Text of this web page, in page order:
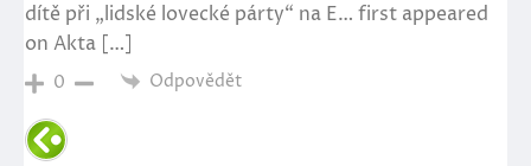
dítě při „lidské lovecké párty“ na E… first appeared
on Akta […]
0 Odpovědět